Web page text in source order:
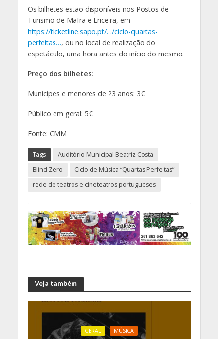
Os bilhetes estão disponíveis nos Postos de
Turismo de Mafra e Ericeira, em
https://ticketline.sapo.pt/…/ciclo-quartas-
perfeitas…, ou no local de realização do
espetáculo, uma hora antes do início do mesmo.
Preço dos bilhetes:
Munícipes e menores de 23 anos: 3€
Público em geral: 5€
Fonte: CMM
Tags
Auditório Municipal Beatriz Costa
Blind Zero
Ciclo de Música “Quartas Perfeitas”
rede de teatros e cineteatros portugueses
Veja também
GERAL MÚSICA